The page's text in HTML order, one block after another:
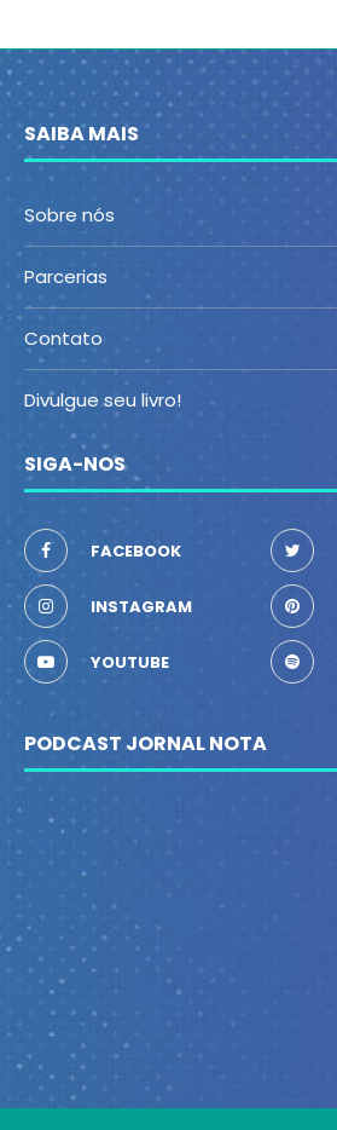
SAIBA MAIS
Sobre nós
Parcerias
Contato
Divulgue seu livro!
SIGA-NOS
FACEBOOK
INSTAGRAM
YOUTUBE
PODCAST JORNAL NOTA